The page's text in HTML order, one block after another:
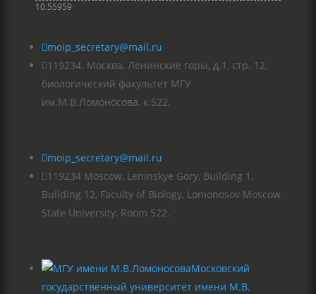
10.55959
moip_secretary@mail.ru
119234. Москва, Ленинские горы, д.1, стр. 12,
биологический факультет МГУ
им.М.В.Ломоносова, к.522.
moip_secretary@mail.ru
119234 Moscow, Leninskye Gory, Building 1,
Building 12, Faculty of Biology, Lomonosov Moscow
State University, Room 522.
Московский
государственный университет имени М.В.